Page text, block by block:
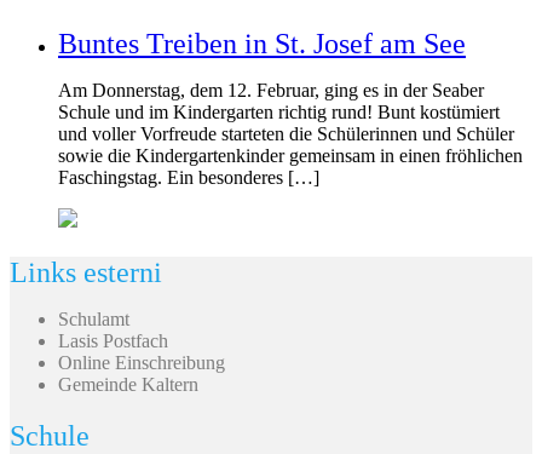
Buntes Treiben in St. Josef am See
Am Donnerstag, dem 12. Februar, ging es in der Seaber
Schule und im Kindergarten richtig rund! Bunt kostümiert
und voller Vorfreude starteten die Schülerinnen und Schüler
sowie die Kindergartenkinder gemeinsam in einen fröhlichen
Faschingstag. Ein besonderes […]
Links esterni
Schulamt
Lasis Postfach
Online Einschreibung
Gemeinde Kaltern
Schule